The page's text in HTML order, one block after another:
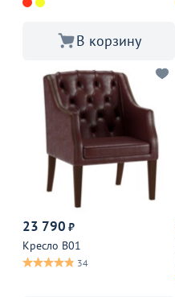
В корзину
23 790 ₽
Кресло В01
34